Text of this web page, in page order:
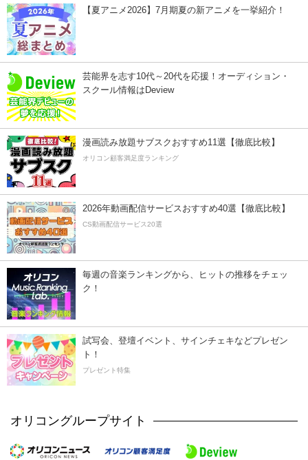
【夏アニメ2026】7月期夏の新アニメを一挙紹介！
芸能界を志す10代～20代を応援！オーディション・
スクール情報はDeview
漫画読み放題サブスクおすすめ11選【徹底比較】
オリコン顧客満足度ランキング
2026年動画配信サービスおすすめ40選【徹底比較】
CS動画配信サービス20選
毎週の音楽ランキングから、ヒットの推移をチェッ
ク！
試写会、登壇イベント、サインチェキなどプレゼン
ト！
プレゼント特集
オリコングループサイト